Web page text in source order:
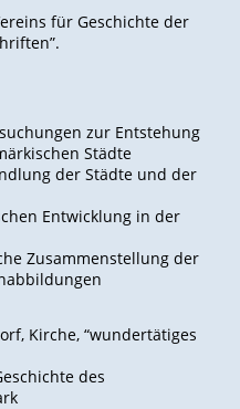
für Geschichte der
zur Entstehung
Städte
der Städte und der
Entwicklung in der
Zusammenstellung der
Kirche, “wundertätiges
des